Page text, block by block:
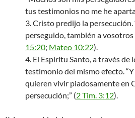
tus testimonios no me he
3. Cristo predijo la persecución.
perseguido, también a vosotros
15:20; Mateo 10:22).
4. El Espíritu Santo, a través de
testimonio del mismo efecto.
quieren vivir piadosamente en
persecución;” (2 Tim. 3:12).